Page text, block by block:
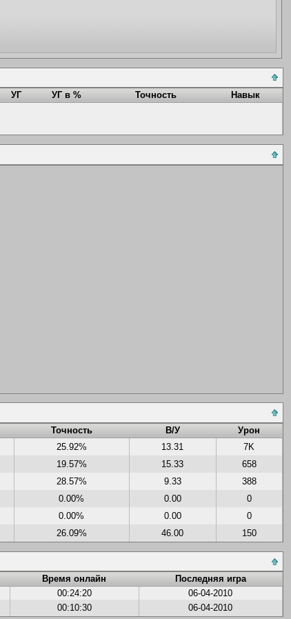
УГ УГ в % Точность Навык
Точность В/У
Урон
25.92% 13.31
7K
19.57% 15.33
658
28.57% 9.33
388
0.00% 0.00
0
0.00% 0.00
0
26.09% 46.00 150
Время онлайн
Последняя игра
00:24:20
06-04-2010
00:10:30 06-04-2010